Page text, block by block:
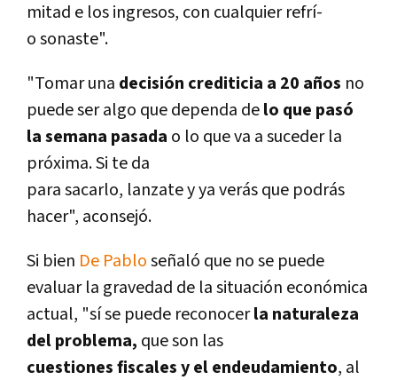
mitad e los ingresos, con cualquier refrí­
o sonaste".
"Tomar una decisión crediticia a 20 años no
puede ser algo que dependa delo que pasó
la semana pasada o lo que va a suceder la
próxima. Si te da
para sacarlo, lanzate y ya verás que podrás
hacer", aconsejó.
Si bien De Pabloseñaló que no se puede
evaluar la gravedad de la situación económica
actual, "sí­ se puede reconocerla naturaleza
del problema, que son las
cuestiones fiscales y el endeudamiento, al